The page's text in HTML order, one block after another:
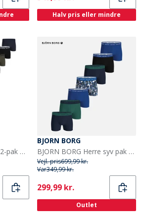
Halv pris eller mindre
BJORN BORG Herre 12-pak Bomuld Stretch Boxers Multipak 1
BJORN BORG
BJORN BORG Herre syv pak bomuld stretch boxers Multipack 3
Vejl. pris699,99 kr.
Var349,99 kr.
Current
299,99 kr.
Outlet